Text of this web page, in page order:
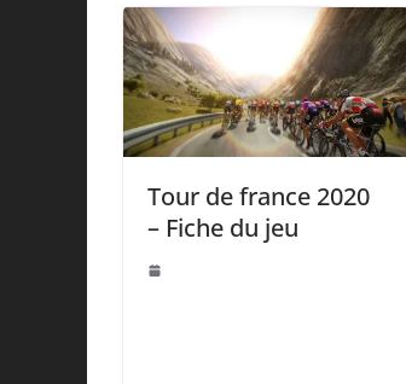
Tour de france 2020
– Fiche du jeu